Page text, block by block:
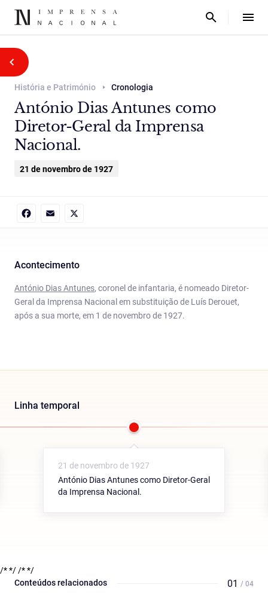
História e Património Cronologia
António Dias Antunes como
Diretor-Geral da Imprensa
Nacional.
21 de novembro de 1927
Acontecimento
António Dias Antunes, coronel de infantaria, é nomeado Diretor-
Geral da Imprensa Nacional em substituição de Luís Derouet,
após a sua morte, em 1 de novembro de 1927.
Linha temporal
21 de novembro de 1927
António Dias Antunes como Diretor-Geral
da Imprensa Nacional.
/* *//* */
Conteúdos relacionados
01 / 04